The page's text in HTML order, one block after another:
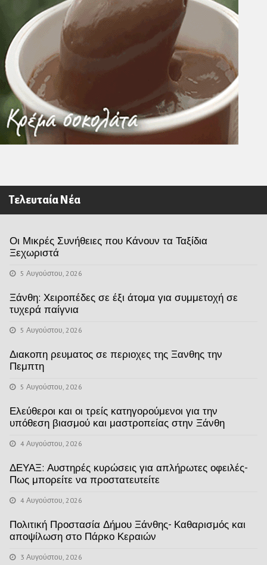
Τελευταία Νέα
Οι Μικρές Συνήθειες που Κάνουν τα Ταξίδια
Ξεχωριστά
5 Αυγούστου, 2026
Ξάνθη: Χειροπέδες σε έξι άτομα για συμμετοχή σε
τυχερά παίγνια
5 Αυγούστου, 2026
Διακοπη ρευματος σε περιοχες της Ξανθης την
Πεμπτη
5 Αυγούστου, 2026
Ελεύθεροι και οι τρείς κατηγορούμενοι για την
υπόθεση βιασμού και μαστροπείας στην Ξάνθη
4 Αυγούστου, 2026
ΔΕΥΑΞ: Αυστηρές κυρώσεις για απλήρωτες οφειλές-
Πως μπορείτε να προστατευτείτε
4 Αυγούστου, 2026
Πολιτική Προστασία Δήμου Ξάνθης- Καθαρισμός και
αποψίλωση στο Πάρκο Κεραιών
3 Αυγούστου, 2026